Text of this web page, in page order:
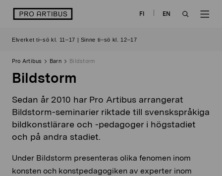
logo FI
EN
Elverket ti–sö kl. 11–17 | Sinne ti–sö kl. 12–17
Pro Artibus Barn Bildstorm
Bildstorm
Sedan år 2010 har Pro Artibus arrangerat
Bildstorm-seminarier riktade till svenskspråkiga
bildkonstlärare och -pedagoger i högstadiet
och på andra stadiet.
Under Bildstorm presenteras olika fenomen inom
konsten och konstpedagogiken av experter inom